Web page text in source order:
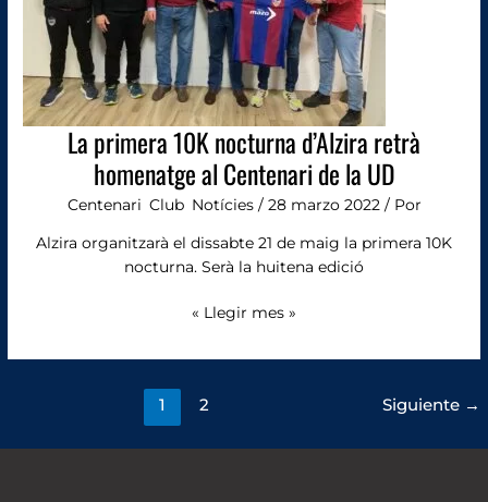
La primera 10K nocturna d’Alzira retrà
homenatge al Centenari de la UD
Centenari Club, Notícies/ 28 marzo 2022 / Por
Alzira organitzarà el dissabte 21 de maig la primera 10K
nocturna. Serà la huitena edició
al
Centenari
de
la
UD
« Llegir mes »
1 2 Siguiente →